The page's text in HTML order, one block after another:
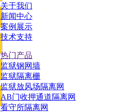
关于我们
新闻中心
案例展示
技术支持
热门产品
监狱钢网墙
监狱隔离栅
监狱放风场隔离网
AB门收押通道隔离网
看守所隔离网